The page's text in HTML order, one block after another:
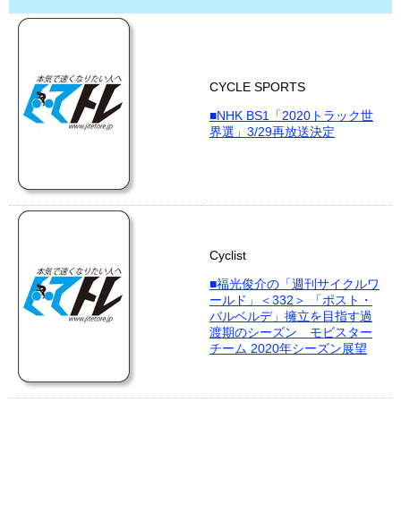
CYCLE SPORTS
■NHK BS1「2020トラック世
界選」3/29再放送決定
Cyclist
■福光俊介の「週刊サイクルワ
ールド」＜332＞ 「ポスト・
バルベルデ」擁立を目指す過
渡期のシーズン モビスター
チーム 2020年シーズン展望